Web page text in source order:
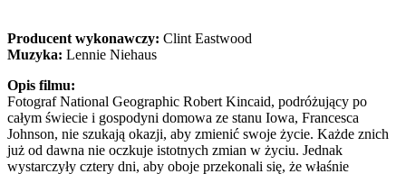
Producent wykonawczy: Clint Eastwood
Muzyka: Lennie Niehaus
Opis filmu:
Fotograf National Geographic Robert Kincaid, podróżujący po
całym świecie i gospodyni domowa ze stanu Iowa, Francesca
Johnson, nie szukają okazji, aby zmienić swoje życie. Każde znich
już od dawna nie oczkuje istotnych zmian w życiu. Jednak
wystarczyły cztery dni, aby oboje przekonali się, że właśnie